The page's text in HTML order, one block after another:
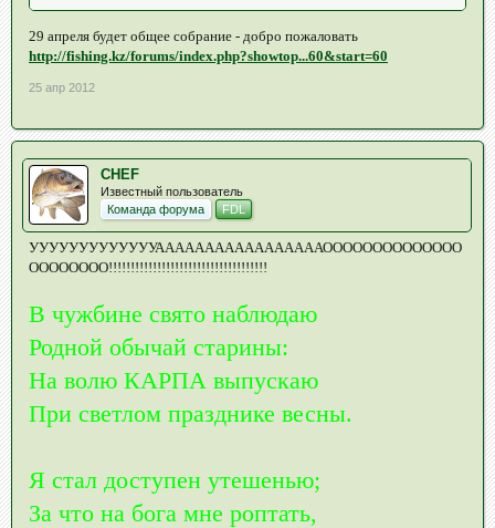
29 апреля будет общее собрание - добро пожаловать
http://fishing.kz/forums/index.php?showtop...60&start=60
25 апр 2012
CHEF
Известный пользователь
Команда форума
FDL
УУУУУУУУУУУУУАААААААААААААААААОООООООООООООО
ОООООООО!!!!!!!!!!!!!!!!!!!!!!!!!!!!!!!!!!!!
В чужбине свято наблюдаю
Родной обычай старины:
На волю КАРПА выпускаю
При светлом празднике весны.
Я стал доступен утешенью;
За что на бога мне роптать,